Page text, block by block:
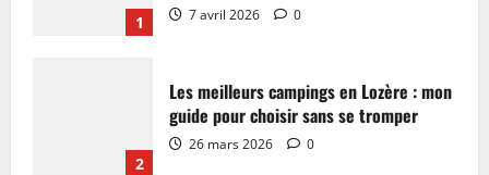
1 7 avril 2026 0
2
Les meilleurs campings en Lozère : mon
guide pour choisir sans se tromper
26 mars 2026 0